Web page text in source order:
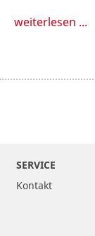
weiterlesen ...
SERVICE
Kontakt